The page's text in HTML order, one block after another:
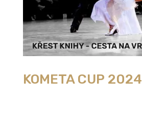
KOMETA CUP 2024